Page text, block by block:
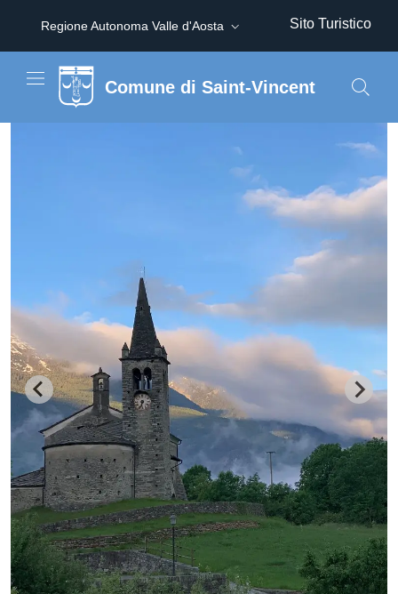
Regione Autonoma Valle d'Aosta Sito Turistico
Comune di Saint-Vincent